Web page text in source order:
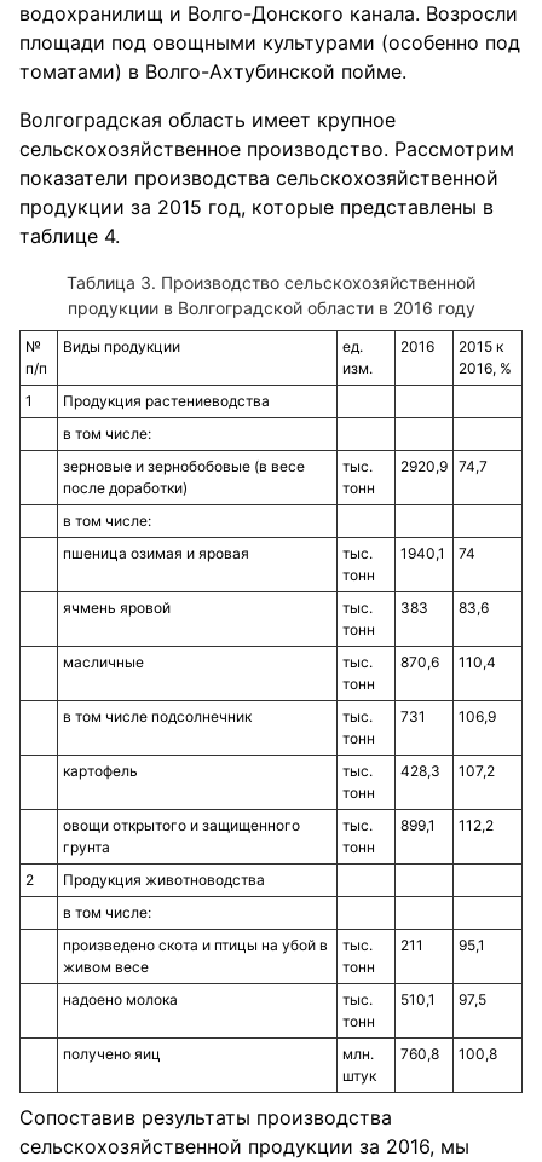
водохранилищ и Волго-Донского канала. Возросли
площади под овощными культурами (особенно под
томатами) в Волго-Ахтубинской пойме.
Волгоградская область имеет крупное
сельскохозяйственное производство. Рассмотрим
показатели производства сельскохозяйственной
продукции за 2015 год, которые представлены в
таблице 4.
Производство сельскохозяйственной
продукции в Волгоградской области в 2016 году
№
п/п
Виды продукции
ед.
изм.
2016
2015 к
2016, %
1
Продукция растениеводства
в том числе:
зерновые и зернобобовые (в весе
после доработки)
тыс.
тонн
2920,9 74,7
в том числе:
пшеница озимая и яровая
тыс.
тонн
1940,1 74
ячмень яровой
тыс.
тонн
383 83,6
масличные
тыс.
тонн
870,6 110,4
в том числе подсолнечник
тыс.
тонн
731 106,9
картофель
тыс.
тонн
428,3 107,2
овощи открытого и защищенного
грунта
тыс.
тонн
899,1 112,2
2
Продукция животноводства
в том числе:
произведено скота и птицы на убой в
живом весе
тыс.
тонн
211 95,1
надоено молока
тыс.
тонн
510,1 97,5
получено яиц
млн.
штук
760,8 100,8
Сопоставив результаты производства
сельскохозяйственной продукции за 2016, мы